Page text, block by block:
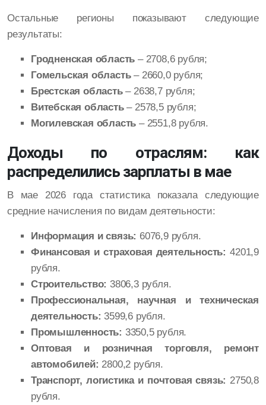
Остальные регионы показывают следующие
результаты:
Гродненская область – 2708,6 рубля;
Гомельская область– 2660,0 рубля;
Брестская область– 2638,7 рубля;
Витебская область– 2578,5 рубля;
Могилевская область – 2551,8 рубля.
Доходы по отраслям: как
распределились зарплаты в мае
В мае 2026 года статистика показала следующие
средние начисления по видам деятельности:
Информация и связь: 6076,9 рубля.
Финансовая и страховая деятельность: 4201,9
рубля.
Строительство: 3806,3 рубля.
Профессиональная, научная и техническая
деятельность: 3599,6 рубля.
Промышленность: 3350,5 рубля.
Оптовая и розничная торговля, ремонт
автомобилей: 2800,2 рубля.
Транспорт, логистика и почтовая связь: 2750,8
рубля.